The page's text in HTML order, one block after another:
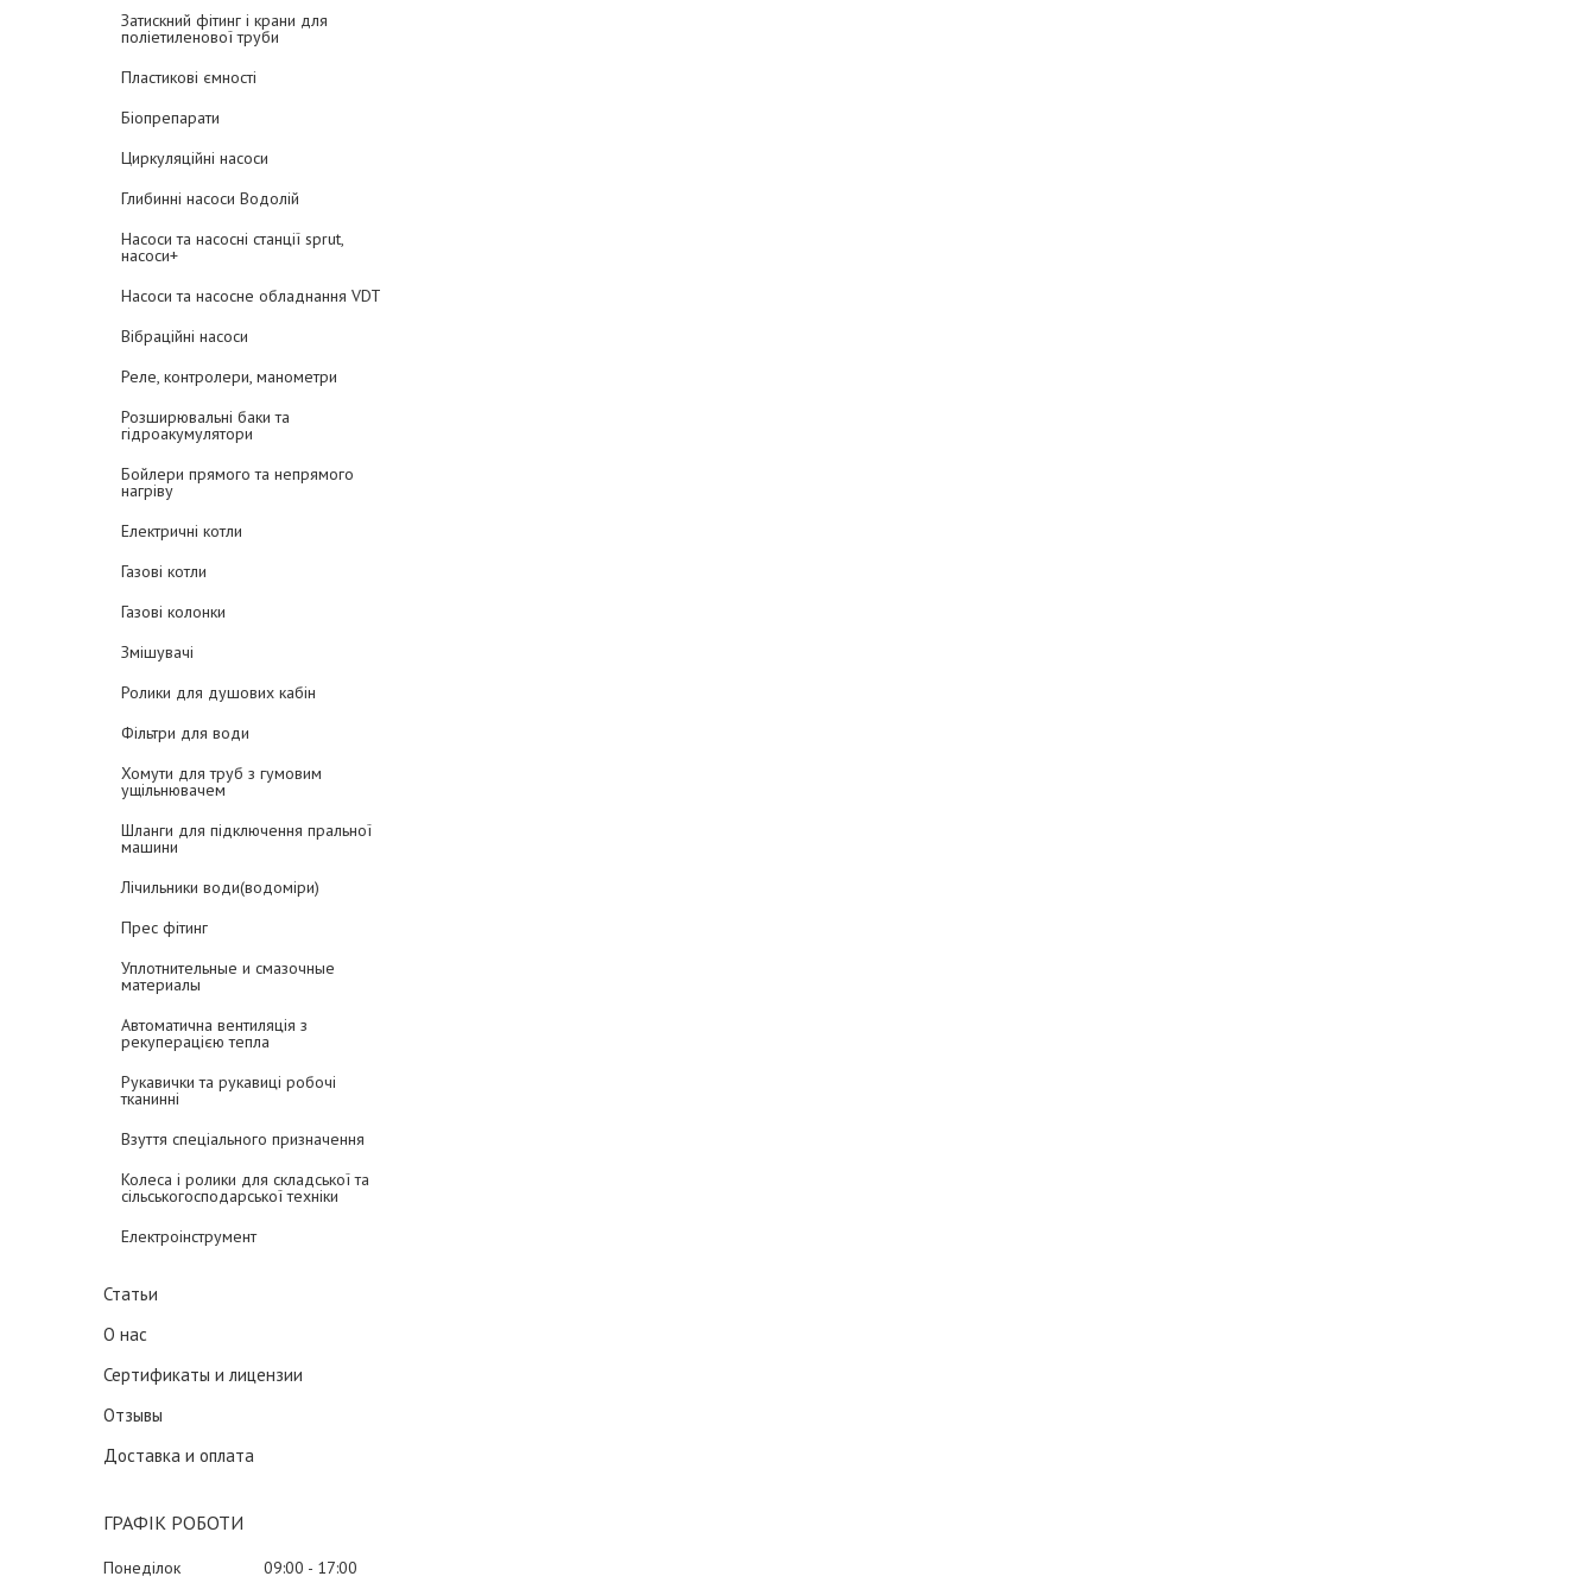
Затискний фітинг і крани для
поліетиленової труби
Пластикові ємності
Біопрепарати
Циркуляційні насоси
Глибинні насоси Водолій
Насоси та насосні станції sprut,
насоси+
Насоси та насосне обладнання VDT
Вібраційні насоси
Реле, контролери, манометри
Розширювальні баки та
гідроакумулятори
Бойлери прямого та непрямого
нагріву
Електричні котли
Газові котли
Газові колонки
Змішувачі
Ролики для душових кабін
Фільтри для води
Хомути для труб з гумовим
ущільнювачем
Шланги для підключення пральної
машини
Лічильники води(водоміри)
Прес фітинг
Уплотнительные и смазочные
материалы
Автоматична вентиляція з
рекуперацією тепла
Рукавички та рукавиці робочі
тканинні
Взуття спеціального призначення
Колеса і ролики для складської та
сільськогосподарської техніки
Електроінструмент
Статьи
О нас
Сертификаты и лицензии
Отзывы
Доставка и оплата
ГРАФІК РОБОТИ
Понеділок 09:00
17:00